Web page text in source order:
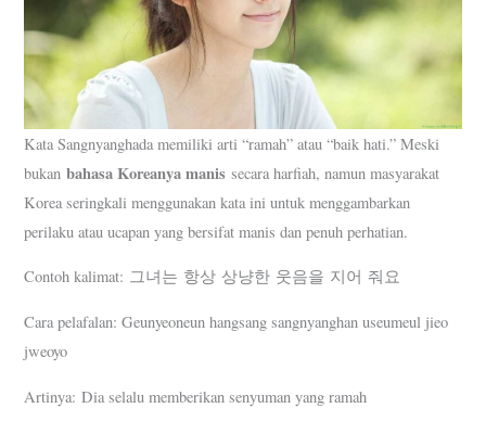
Kata Sangnyanghada memiliki arti “ramah” atau “baik hati.” Meski
bukanbahasa Koreanya manis secara harfiah, namun masyarakat
Korea seringkali menggunakan kata ini untuk menggambarkan
perilaku atau ucapan yang bersifat manis dan penuh perhatian.
Contoh kalimat: 그녀는 항상 상냥한 웃음을 지어 줘요
Cara pelafalan: Geunyeoneun hangsang sangnyanghan useumeul jieo
jweoyo
Artinya: Dia selalu memberikan senyuman yang ramah